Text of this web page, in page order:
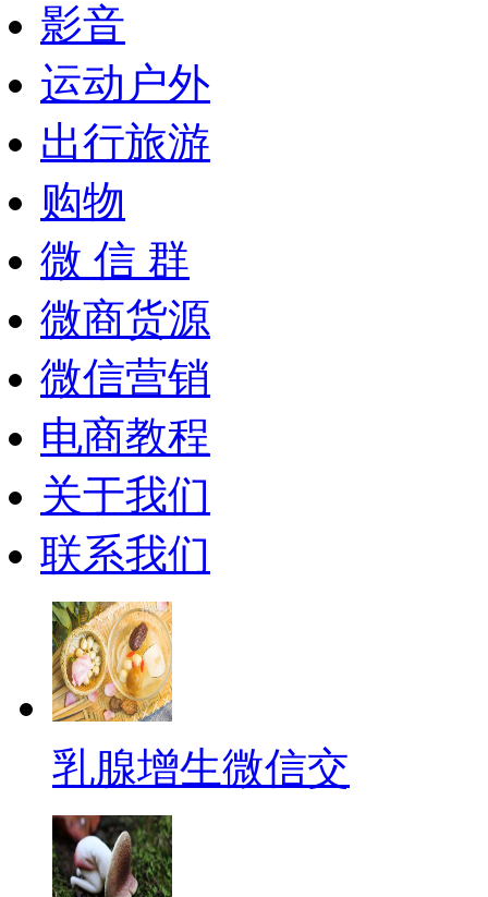
影音
运动户外
出行旅游
购物
微 信 群
微商货源
微信营销
电商教程
关于我们
联系我们
乳腺增生微信交